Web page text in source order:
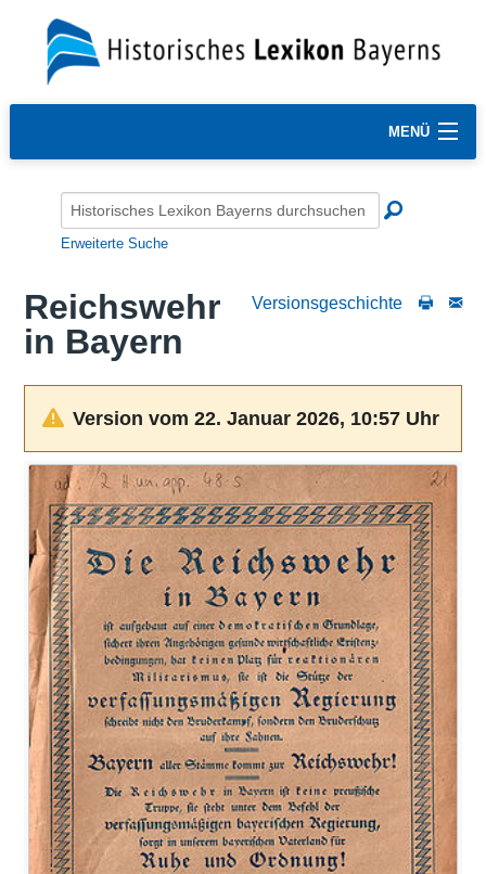
MENÜ
Erweiterte Suche
Versionsgeschichte
Reichswehr
in Bayern
Version vom 22. Januar 2026, 10:57 Uhr